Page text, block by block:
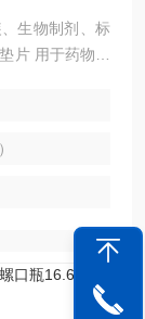
生物制剂、标
片 用于药物分
素等，pp螺旋